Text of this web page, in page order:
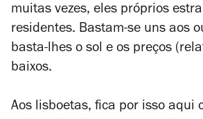
muitas vezes, eles próprios
residentes. Bastam-se uns aos
basta-lhes o sol e os preços
baixos.
Aos lisboetas, fica por isso aqui